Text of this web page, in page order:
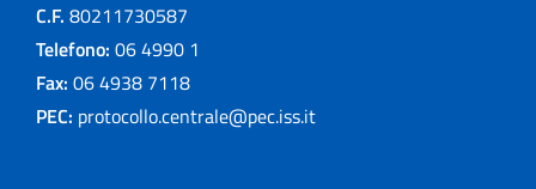
C.F. 80211730587
Telefono: 06 4990 1
Fax: 06 4938 7118
PEC: protocollo.centrale@pec.iss.it